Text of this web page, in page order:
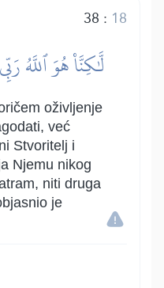
38 : 18
لَّٰكِنَّا۠ هُوَ ٱللَّهُ
oživljenje
već
Stvoritelj i
Njemu nikog
niti druga
je